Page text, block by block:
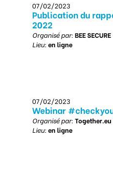
07/02/2023
Publication du
2022
Organisé par: BEE SECURE
Lieu: en ligne
07/02/2023
Webinar
Organisé par: Together.eu
Lieu: en ligne